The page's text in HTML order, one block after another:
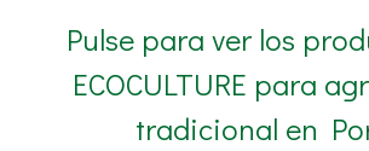
Pulse para ver los
ECOCULTURE para
tradicional en